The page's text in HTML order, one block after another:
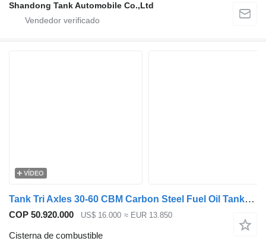
Shandong Tank Automobile Co.,Ltd
VÍDEO
Tank Tri Axles 30-60 CBM Carbon Steel Fuel Oil Tanker Trailer
COP 50.920.000 US$ 16.000 ≈ EUR 13.850
Cisterna de combustible